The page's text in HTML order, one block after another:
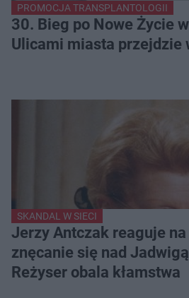
PROMOCJA TRANSPLANTOLOGII
30. Bieg po Nowe Życie
Ulicami miasta przejdzie
SKANDAL W SIECI
Jerzy Antczak reaguje
znęcanie się nad
Reżyser obala kłamstwa